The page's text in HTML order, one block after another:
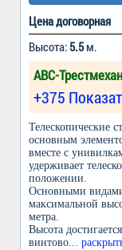
Цена договорная
Высота: 5.5м.
АВС-
+375
Телескопические
основным
вместе с
удерживает
положении.
Основными видами
максимальной
метра.
Высота
винтово...